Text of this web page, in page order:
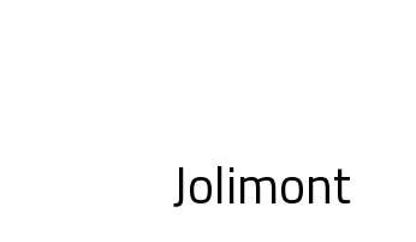
Jolimont